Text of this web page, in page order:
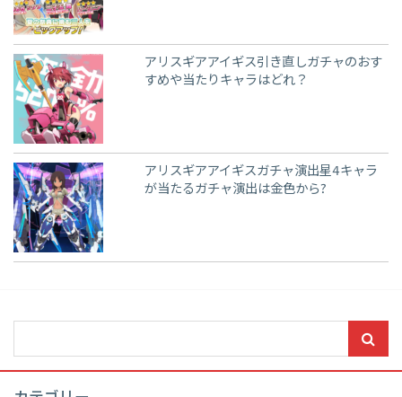
アリスギアアイギス引き直しガチャのおす
すめや当たりキャラはどれ？
アリスギアアイギスガチャ演出星4キャラ
が当たるガチャ演出は金色から?